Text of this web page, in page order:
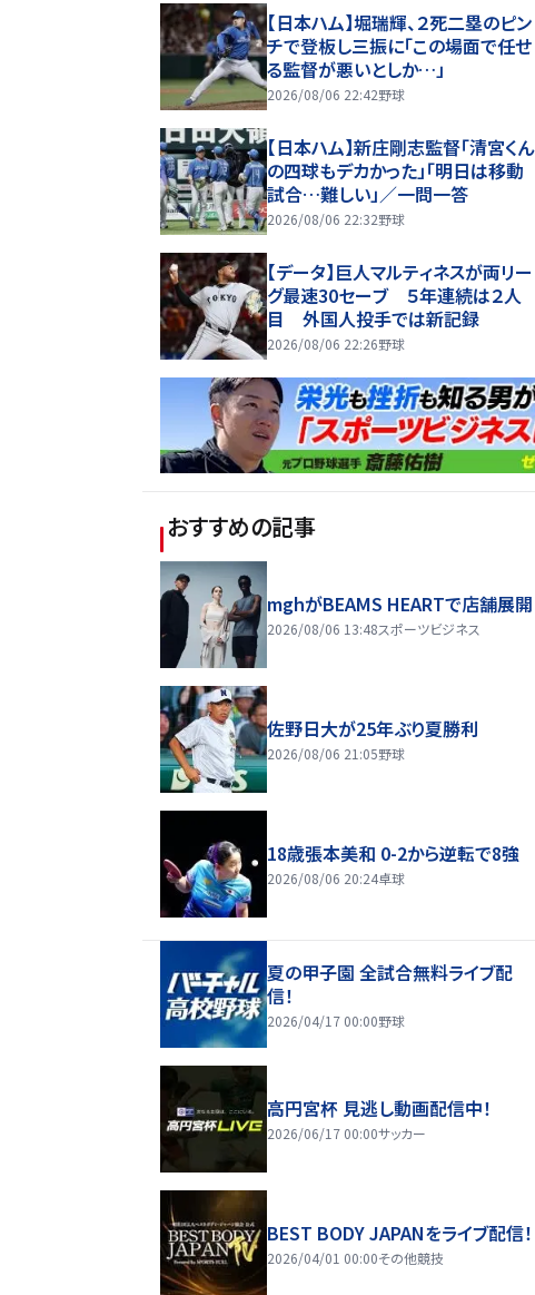
【日本ハム】堀瑞輝、２死二塁のピン
チで登板し三振に「この場面で任せ
る監督が悪いとしか…」
2026/08/06 22:42野球
【日本ハム】新庄剛志監督「清宮くん
の四球もデカかった」「明日は移動
試合…難しい」／一問一答
2026/08/06 22:32野球
【データ】巨人マルティネスが両リー
グ最速30セーブ ５年連続は２人
目 外国人投手では新記録
2026/08/06 22:26野球
おすすめの記事
mghがBEAMS HEARTで店舗展開
2026/08/06 13:48スポーツビジネス
佐野日大が25年ぶり夏勝利
2026/08/06 21:05野球
18歳張本美和 0-2から逆転で8強
2026/08/06 20:24卓球
夏の甲子園 全試合無料ライブ配
信！
2026/04/17 00:00野球
高円宮杯 見逃し動画配信中！
2026/06/17 00:00サッカー
BEST BODY JAPANをライブ配信！
2026/04/01 00:00その他競技